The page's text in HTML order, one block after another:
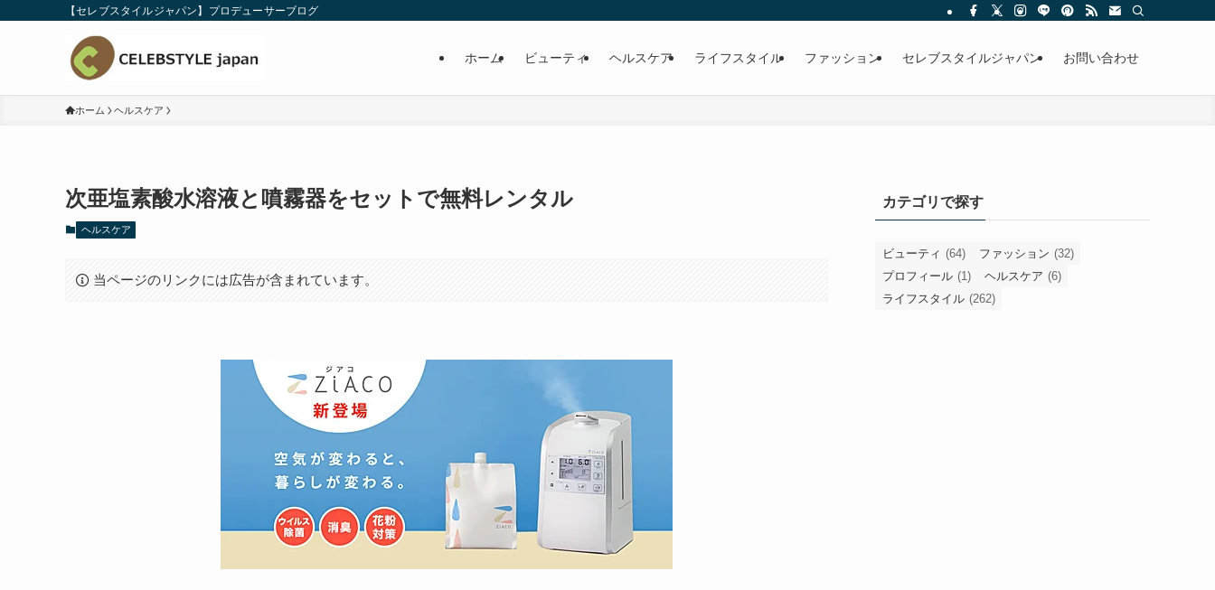
【セレブスタイルジャパン】プロデューサーブログ
ホーム ビューティ ヘルスケア ライフスタイル ファッション セレブスタイルジャパン お問い合わせ
ホーム ヘルスケア
次亜塩素酸水溶液と噴霧器をセットで無料レンタル
ヘルスケア
当ページのリンクには広告が含まれています。
カテゴリで探す
ビューティ (64) ファッション (32)
プロフィール (1) ヘルスケア (6)
ライフスタイル (262)